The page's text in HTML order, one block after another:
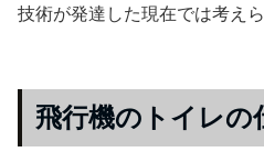
技術が発達した現在では考え
飛行機のトイレの